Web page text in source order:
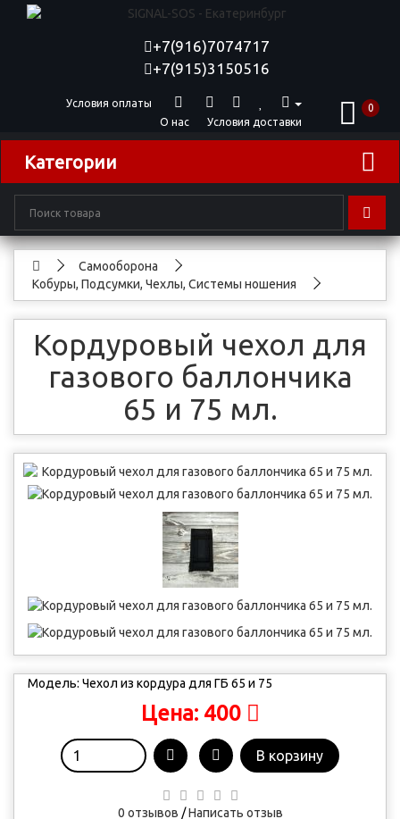
+7(916)7074717
+7(915)3150516
Условия оплаты
Условия доставки
О нас
0
Категории
Самооборона
Кобуры, Подсумки, Чехлы, Системы ношения
Кордуровый чехол для
газового баллончика
65 и 75 мл.
Модель: Чехол из кордура для ГБ 65 и 75
Цена: 400
В корзину
0 отзывов /Написать отзыв